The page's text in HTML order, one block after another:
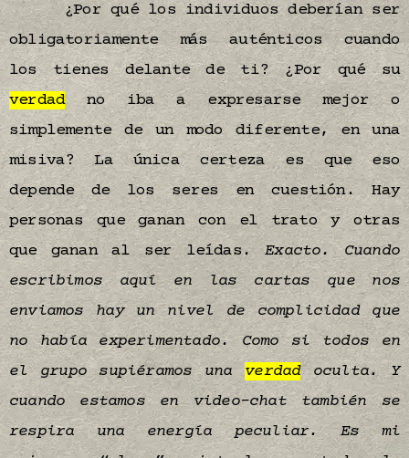
¿Por qué los individuos deberían ser
obligatoriamente más auténticos cuando
los tienes delante de ti? ¿Por qué su
verdadno iba a expresarse mejor o
simplemente de un modo diferente, en una
misiva? La única certeza es que eso
depende de los seres en cuestión. Hay
personas que ganan con el trato y otras
que ganan al ser leídas.Exacto. Cuando
escribimos aquí en las cartas que nos
enviamos hay un nivel de complicidad que
no había experimentado. Como si todos en
el grupo supiéramos unaverdadoculta. Y
cuando estamos en video-chat también se
respira una energía peculiar. Es mi